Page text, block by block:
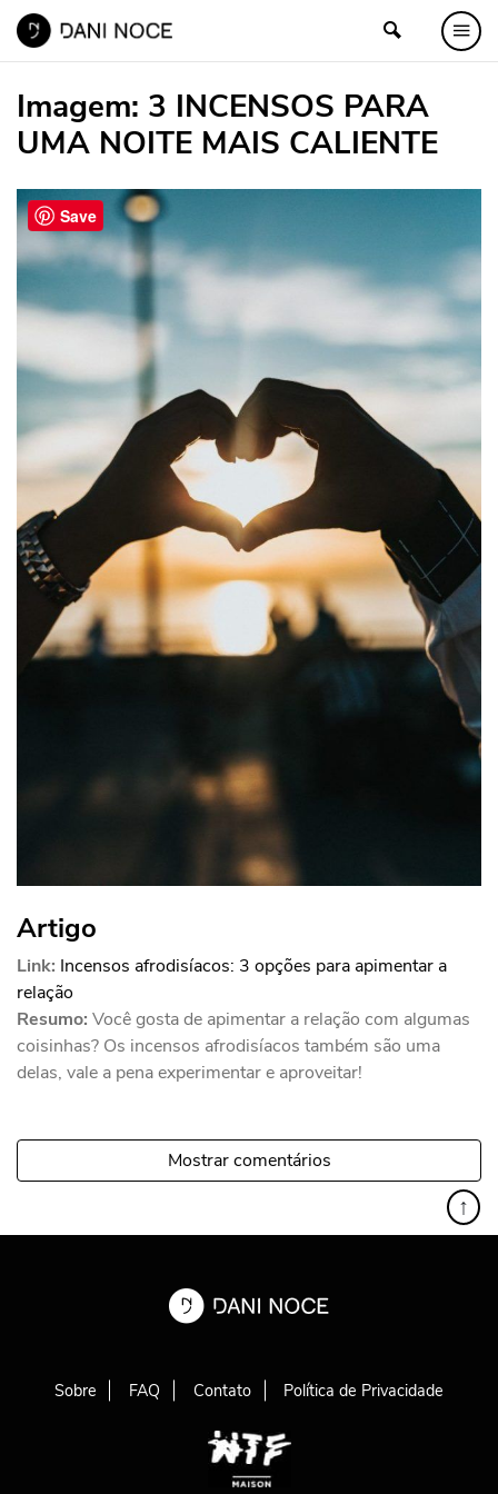
Imagem: 3 INCENSOS PARA
UMA NOITE MAIS CALIENTE
Artigo
Link: Incensos afrodisíacos: 3 opções para apimentar a
relação
Resumo: Você gosta de apimentar a relação com algumas
coisinhas? Os incensos afrodisíacos também são uma
delas, vale a pena experimentar e aproveitar!
Mostrar comentários
↑
Sobre FAQ Contato Política de Privacidade
Save